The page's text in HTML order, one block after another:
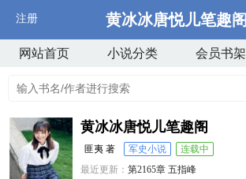
注册 黄冰冰唐悦儿笔趣阁
网站首页 小说分类 会员书架
黄冰冰唐悦儿笔趣阁
匪夷 著 军史小说
连载中
最近更新：第2165章 五指峰